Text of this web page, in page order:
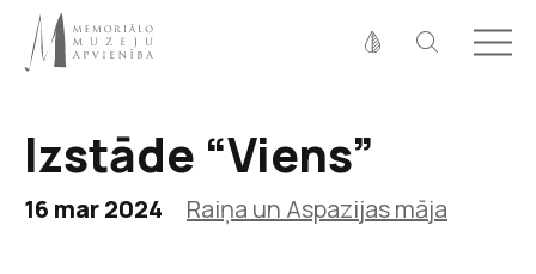
100%
125%
150%
Kontrasts
Izstāde “Viens”
16 mar 2024 Raiņa un Aspazijas māja